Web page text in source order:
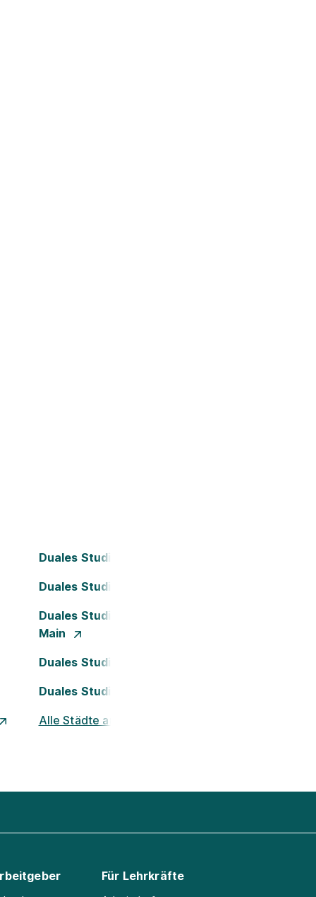
Duales Studium Bielefeld
Duales Studium Darmstadt
Duales Studium Frankfurt am
Main
Duales Studium Köln
Duales Studium Nürnberg
Alle Städte ansehen
Für Lehrkräfte